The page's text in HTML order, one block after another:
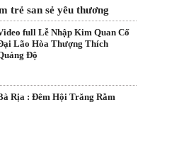
trẻ san sẻ yêu thương
full Lễ Nhập Kim Quan Cố
Lão Hòa Thượng Thích
Độ
Rịa : Đêm Hội Trăng Rằm